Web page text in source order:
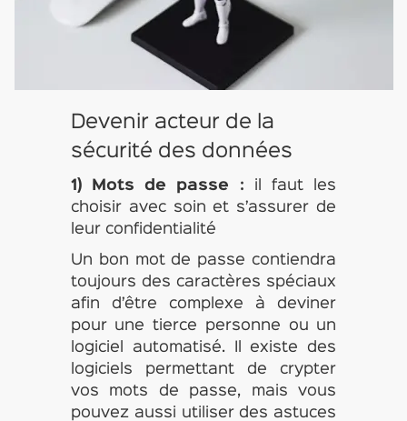
Devenir acteur de la
sécurité des données
1) Mots de passe : il faut les
choisir avec soin et s’assurer de
leur confidentialité
Un bon mot de passe contiendra
toujours des caractères spéciaux
afin d’être complexe à deviner
pour une tierce personne ou un
logiciel automatisé. Il existe des
logiciels permettant de crypter
vos mots de passe, mais vous
pouvez aussi utiliser des astuces